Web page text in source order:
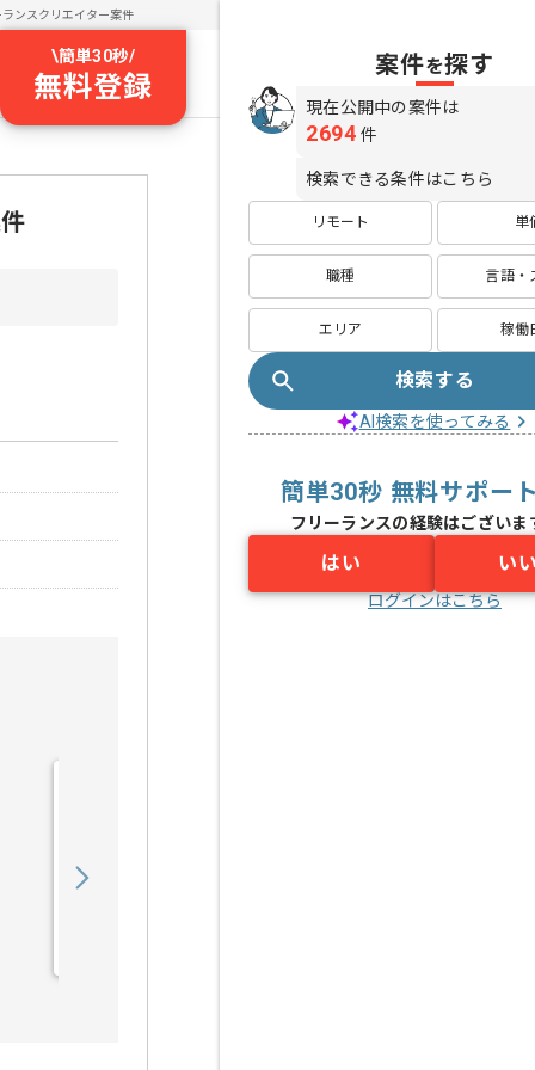
ランスクリエイター案件
\簡単30秒/
無料登録
案件を探す
現在公開中の案件は
2694 件
検索できる条件はこちら
リモート 単
職種 言語・
エリア 稼働
検索する
AI検索を使ってみる
簡単30秒 無料サポー
フリーランスの経験はございま
はい い
ログインはこちら